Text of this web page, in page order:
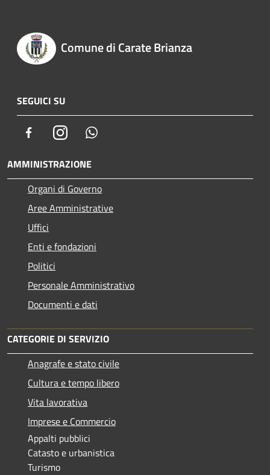
Comune di Carate Brianza
SEGUICI SU
FacebookInstagram
AMMINISTRAZIONE
Organi di Governo
Aree Amministrative
Uffici
Enti e fondazioni
Politici
Personale Amministrativo
Documenti e dati
CATEGORIE DI SERVIZIO
Anagrafe e stato civile
Cultura e tempo libero
Vita lavorativa
Imprese e Commercio
Appalti pubblici
Catasto e urbanistica
Turismo